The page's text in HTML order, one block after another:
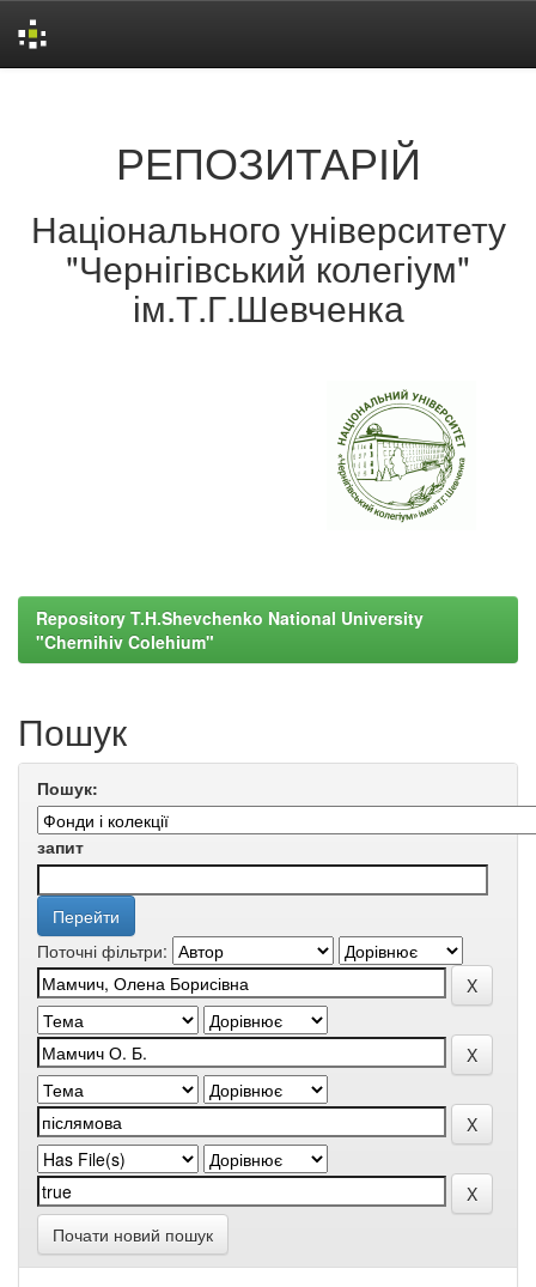
РЕПОЗИТАРІЙ
Національного університету
"Чернігівський колегіум"
ім.Т.Г.Шевченка
Repository T.H.Shevchenko National University
"Chernihiv Colehium"
Пошук
Пошук:
запит
Поточні фільтри:
Почати новий пошук